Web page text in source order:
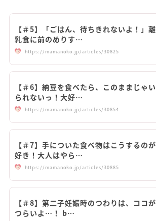
【＃5】「ごはん、待ちきれないよ！」離
乳食に前のめりす…
https://mamanoko.jp/articles/30825
【＃6】納豆を食べたら、このままじゃい
られないっ！大好…
https://mamanoko.jp/articles/30854
【＃7】手についた食べ物はこうするのが
好き！大人はやら…
https://mamanoko.jp/articles/30885
【＃8】第二子妊娠時のつわりは、ココが
つらいよ…！ b…